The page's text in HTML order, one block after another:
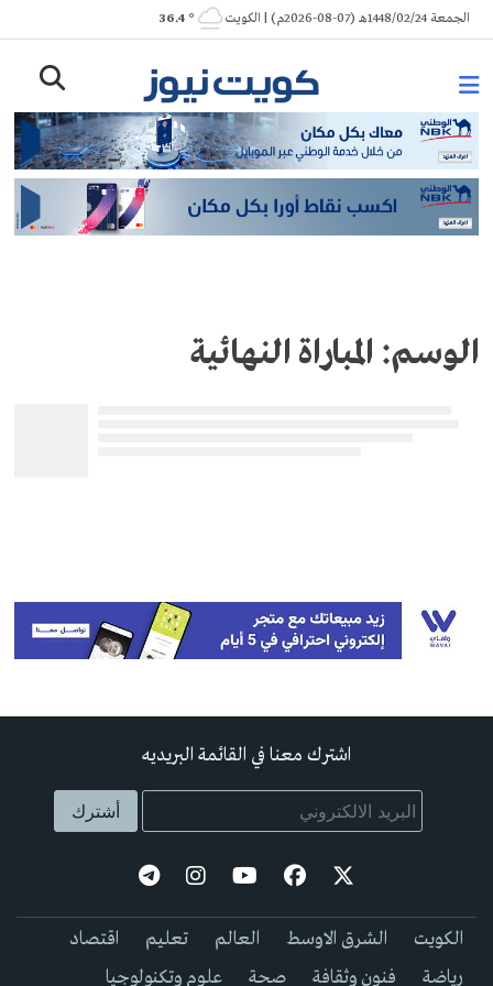
Skip
to
الجمعة 1448/02/24هـ (07-08-2026م) | الكويت ° 36.4
الوسم: المباراة النهائية
اشترك معنا في القائمة البريديه
الكويت الشرق الاوسط العالم تعليم
اقتصاد
رياضة
فنون وثقافة صحة علوم وتكنولوجيا